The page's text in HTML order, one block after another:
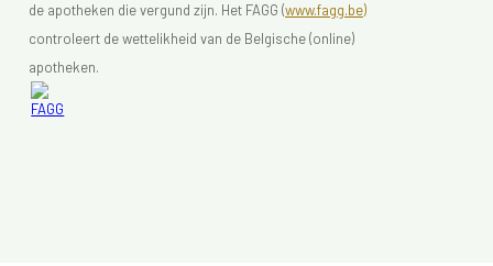
de apotheken die vergund zijn. Het FAGG (www.fagg.be)
controleert de wettelikheid van de Belgische (online)
apotheken.